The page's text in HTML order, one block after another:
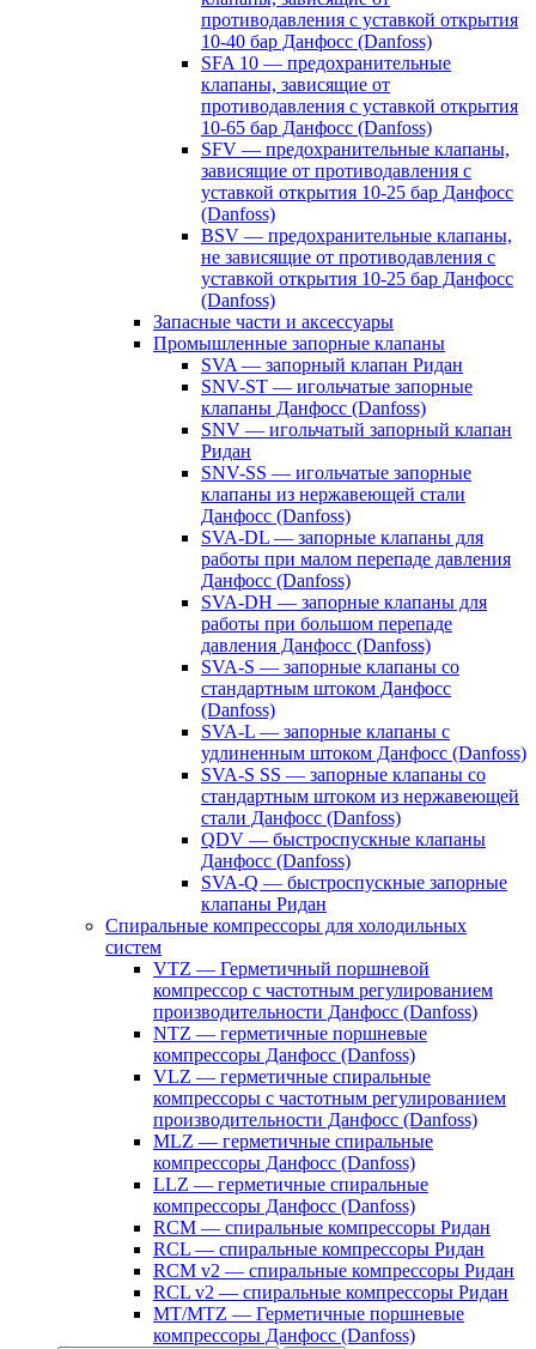
противодавления с уставкой открытия
10-40 бар Данфосс (Danfoss)
SFA 10 — предохранительные
клапаны, зависящие от
противодавления с уставкой открытия
10-65 бар Данфосс (Danfoss)
SFV — предохранительные клапаны,
зависящие от противодавления с
уставкой открытия 10-25 бар Данфосс
(Danfoss)
BSV — предохранительные клапаны,
не зависящие от противодавления с
уставкой открытия 10-25 бар Данфосс
(Danfoss)
Запасные части и аксессуары
Промышленные запорные клапаны
SVA — запорный клапан Ридан
SNV-ST — игольчатые запорные
клапаны Данфосс (Danfoss)
SNV — игольчатый запорный клапан
Ридан
SNV-SS — игольчатые запорные
клапаны из нержавеющей стали
Данфосс (Danfoss)
SVA-DL — запорные клапаны для
работы при малом перепаде давления
Данфосс (Danfoss)
SVA-DH — запорные клапаны для
работы при большом перепаде
давления Данфосс (Danfoss)
SVA-S — запорные клапаны со
стандартным штоком Данфосс
(Danfoss)
SVA-L — запорные клапаны с
удлиненным штоком Данфосс (Danfoss)
SVA-S SS — запорные клапаны со
стандартным штоком из нержавеющей
стали Данфосс (Danfoss)
QDV — быстроспускные клапаны
Данфосс (Danfoss)
SVA-Q — быстроспускные запорные
клапаны Ридан
Спиральные компрессоры для холодильных
систем
VTZ — Герметичный поршневой
компрессор с частотным регулированием
производительности Данфосс (Danfoss)
NTZ — герметичные поршневые
компрессоры Данфосс (Danfoss)
VLZ — герметичные спиральные
компрессоры с частотным регулированием
производительности Данфосс (Danfoss)
MLZ — герметичные спиральные
компрессоры Данфосс (Danfoss)
LLZ — герметичные спиральные
компрессоры Данфосс (Danfoss)
RCM — спиральные компрессоры Ридан
RCL — спиральные компрессоры Ридан
RCM v2 — спиральные компрессоры Ридан
RCL v2 — спиральные компрессоры Ридан
MT/MTZ — Герметичные поршневые
компрессоры Данфосс (Danfoss)